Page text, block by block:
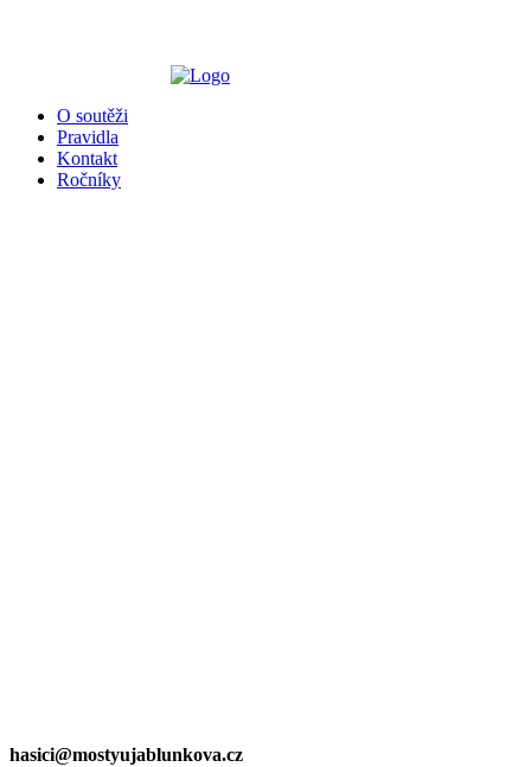
O soutěži
Pravidla
Kontakt
Ročníky
hasici@mostyujablunkova.cz